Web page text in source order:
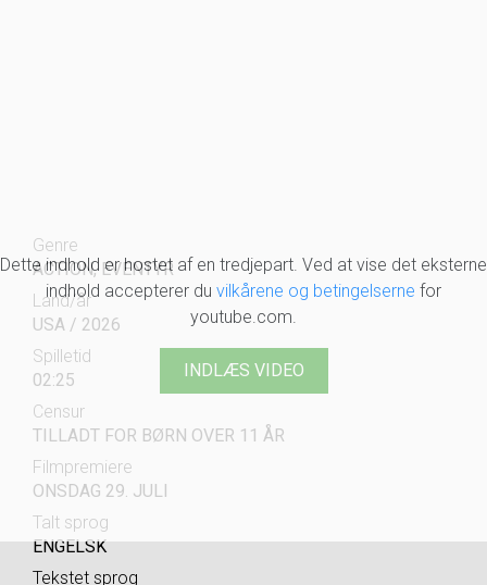
Dette indhold er hostet af en tredjepart. Ved at vise det eksterne
indhold accepterer du vilkårene og betingelserne for
youtube.com.
INDLÆS VIDEO
Genre
ACTION, EVENTYR
Land/år
USA / 2026
Spilletid
02:25
Censur
TILLADT FOR BØRN OVER 11 ÅR
Filmpremiere
ONSDAG 29. JULI
Talt sprog
ENGELSK
Tekstet sprog